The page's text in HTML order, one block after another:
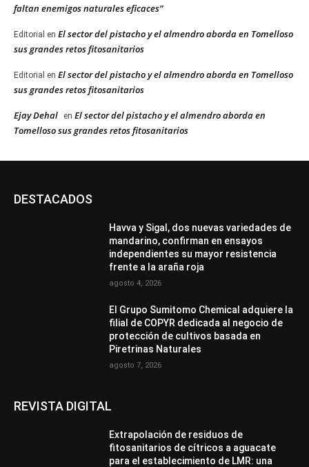
faltan enemigos naturales eficaces”
Editorial en El sector del pistacho y el almendro aborda en Tomelloso
sus grandes retos fitosanitarios
Editorial en El sector del pistacho y el almendro aborda en Tomelloso
sus grandes retos fitosanitarios
Ejay Dehal en El sector del pistacho y el almendro aborda en
Tomelloso sus grandes retos fitosanitarios
DESTACADOS
Havva y Sigal, dos nuevas variedades de
mandarino, confirman en ensayos
independientes su mayor resistencia
frente a la araña roja
agosto 4, 2026
El Grupo Sumitomo Chemical adquiere la
filial de COPYR dedicada al negocio de
protección de cultivos basada en
Piretrinas Naturales
agosto 7, 2026
REVISTA DIGITAL
Extrapolación de residuos de
fitosanitarios de cítricos a aguacate
para el establecimiento de LMR: una